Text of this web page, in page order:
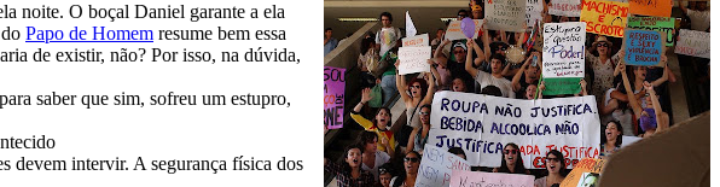
noite. O boçal Daniel garante a ela
Papo de Homem resume bem essa
de existir, não? Por isso, na dúvida,
saber que sim, sofreu um estupro,
devem intervir. A segurança física dos